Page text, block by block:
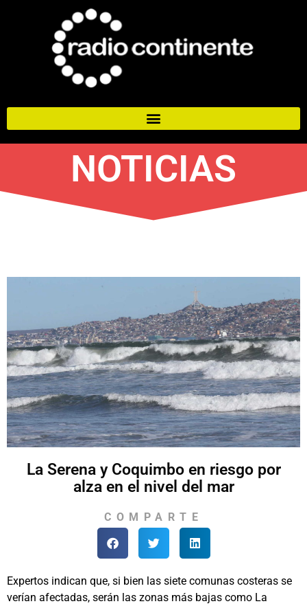
NOTICIAS
La Serena y Coquimbo en riesgo por
alza en el nivel del mar
COMPARTE
Expertos indican que, si bien las siete comunas costeras se
verían afectadas, serán las zonas más bajas como La